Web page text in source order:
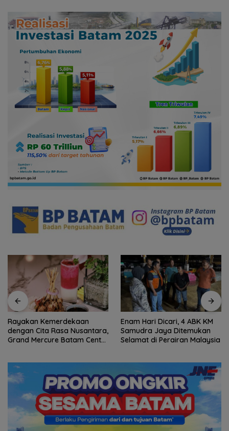
Rayakan Kemerdekaan
dengan Cita Rasa Nusantara,
Grand Mercure Batam Centre
Enam Hari Dicari, 4 ABK KM
Samudra Jaya Ditemukan
Selamat di Perairan Malaysia